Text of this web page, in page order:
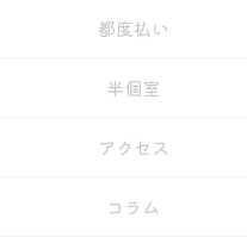
都度払い
半個室
アクセス
コラム